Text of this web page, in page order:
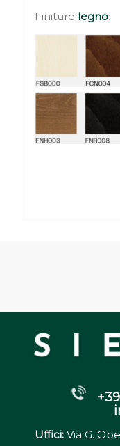
Finiture legno:
Uffici: Via G.